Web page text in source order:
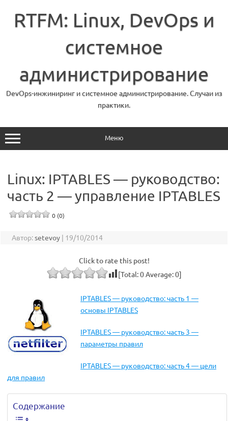
содержимому
RTFM: Linux, DevOps и
системное
администрирование
DevOps-инжиниринг и системное администрирование. Случаи из
практики.
Меню
Linux: IPTABLES — руководство:
часть 2 — управление IPTABLES
0 (0)
Автор:setevoy | 19/10/2014
Click to rate this post!
[Total:0Average:0]
IPTABLES — руководство: часть 1 —
основы IPTABLES
IPTABLES — руководство: часть 3 —
параметры правил
IPTABLES — руководство: часть 4 — цели
для правил
Содержание